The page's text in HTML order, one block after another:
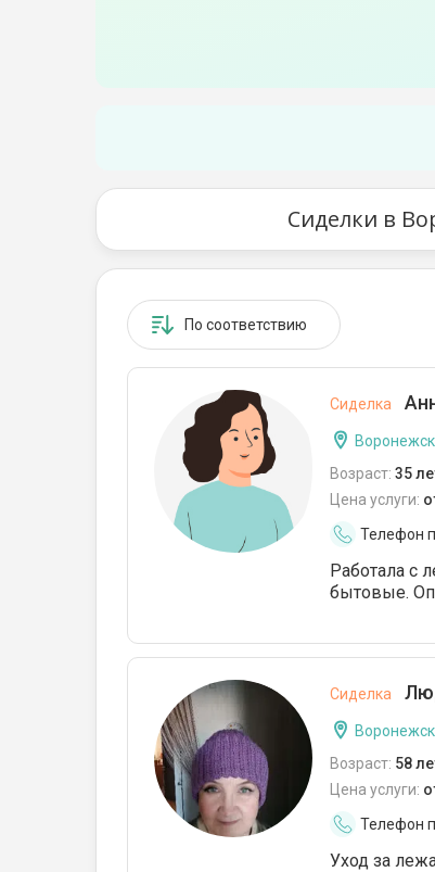
Сиделки в
По соответствию
Сиделка
Возраст: 35
Цена услуги:
Телефон
Работала с
бытовые.
Сиделка
Возраст: 58
Цена услуги:
Телефон
Уход за